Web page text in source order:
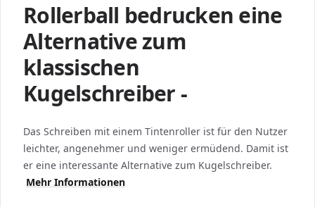
Rollerball bedrucken eine
Alternative zum
klassischen
Kugelschreiber -
Das Schreiben mit einem Tintenroller ist für den Nutzer
leichter, angenehmer und weniger ermüdend. Damit ist
er eine interessante Alternative zum Kugelschreiber.
Mehr Informationen